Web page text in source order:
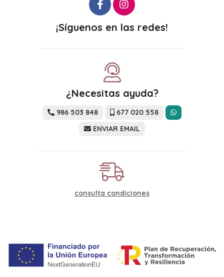
¡Síguenos en las redes!
¿Necesitas ayuda?
986 503 848
677 020 558
ENVIAR EMAIL
consulta condiciones